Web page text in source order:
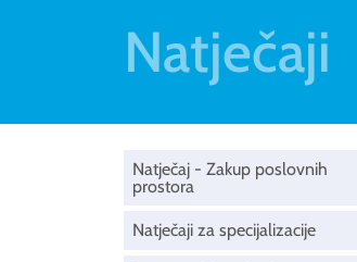
Natječaji
Natječaj - Zakup poslovnih
prostora
Natječaji za specijalizacije